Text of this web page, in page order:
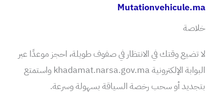
Mutationvehicule.ma
خلاصة
لا تضيع وقتك في الانتظار في صفوف طويلة، احجز موعدًا عبر
البوابة الإلكترونية khadamat.narsa.gov.ma واستمتع
بتجديد أو سحب رخصة السياقة بسهولة وسرعة.